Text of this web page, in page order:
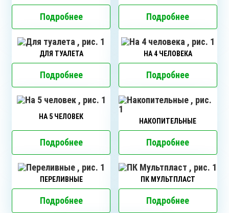
Подробнее Подробнее
ДЛЯ ТУАЛЕТА
Подробнее
НА 4 ЧЕЛОВЕКА
Подробнее
НА 5 ЧЕЛОВЕК
Подробнее
НАКОПИТЕЛЬНЫЕ
Подробнее
ПЕРЕЛИВНЫЕ
Подробнее
ПК МУЛЬТПЛАСТ
Подробнее